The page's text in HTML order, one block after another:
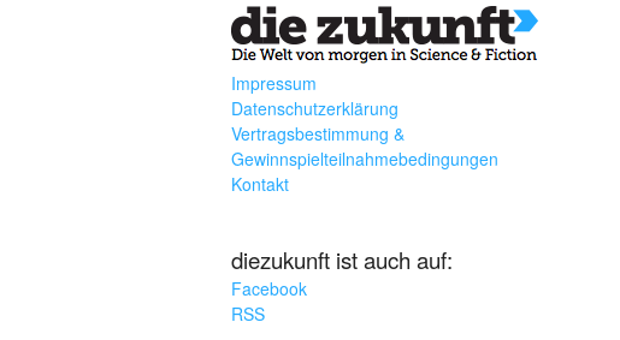
Impressum
Datenschutzerklärung
Vertragsbestimmung &
Gewinnspielteilnahmebedingungen
Kontakt
diezukunft ist auch auf:
Facebook
RSS